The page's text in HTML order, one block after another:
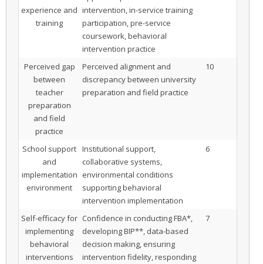
experience and
training
intervention, in-service training
participation, pre-service
coursework, behavioral
intervention practice
Perceived gap
between
teacher
preparation
and field
practice
Perceived alignment and
discrepancy between university
preparation and field practice
10
School support
and
implementation
environment
Institutional support,
collaborative systems,
environmental conditions
supporting behavioral
intervention implementation
6
Self-efficacy for
implementing
behavioral
interventions
Confidence in conducting FBA*,
developing BIP**, data-based
decision making, ensuring
intervention fidelity, responding
7